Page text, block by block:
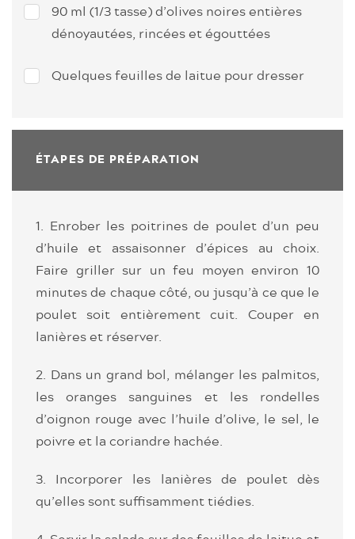
90 ml (1/3 tasse) d’olives noires entières
dénoyautées, rincées et égouttées
Quelques feuilles de laitue pour dresser
ÉTAPES DE PRÉPARATION
1. Enrober les poitrines de poulet d’un peu
d’huile et assaisonner d’épices au choix.
Faire griller sur un feu moyen environ 10
minutes de chaque côté, ou jusqu’à ce que le
poulet soit entièrement cuit. Couper en
lanières et réserver.
2. Dans un grand bol, mélanger les palmitos,
les oranges sanguines et les rondelles
d’oignon rouge avec l’huile d’olive, le sel, le
poivre et la coriandre hachée.
3. Incorporer les lanières de poulet dès
qu’elles sont suffisamment tiédies.